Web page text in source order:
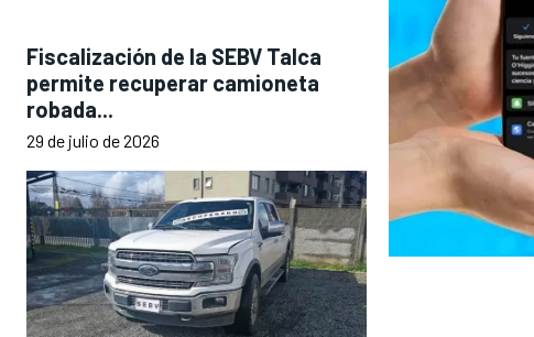
Fiscalización de la SEBV Talca
permite recuperar camioneta
robada...
29 de julio de 2026